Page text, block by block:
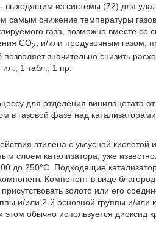
выходящим из системы (72) для
самым снижение температуры
газа, возможно вместе
CO2
, и/или продувочным газом,
значительно снизить
1 табл., 1 пр.
для отделения винилацетата
в газовой фазе над
этилена с уксусной
слоем катализатора, уже
до 250°С. Подходящие
Компонент в виде
золото или его
и/или 2-й основной группы и/или
обычно используется диоксид